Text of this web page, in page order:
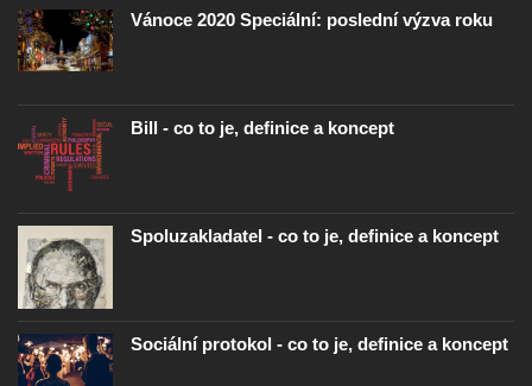
Vánoce 2020 Speciální: poslední výzva roku
Bill - co to je, definice a koncept
Spoluzakladatel - co to je, definice a koncept
Sociální protokol - co to je, definice a koncept